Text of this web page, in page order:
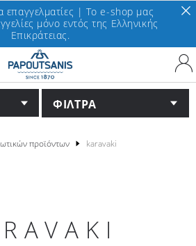
επαγγελματίες | To e-shop μας
μόνο εντός της Ελληνικής
Επικράτειας.
ΦΙΛΤΡΑ
προϊόντων karavaki